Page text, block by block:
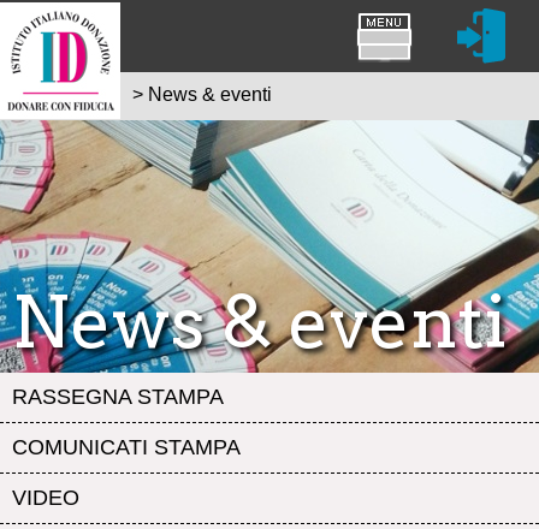
News & eventi
RASSEGNA STAMPA
COMUNICATI STAMPA
VIDEO
> News & eventi